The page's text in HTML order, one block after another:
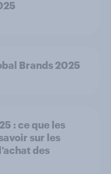
Brands 2025
: ce que les
sur les
des